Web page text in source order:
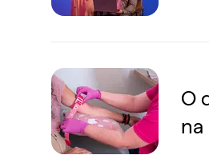
O
na